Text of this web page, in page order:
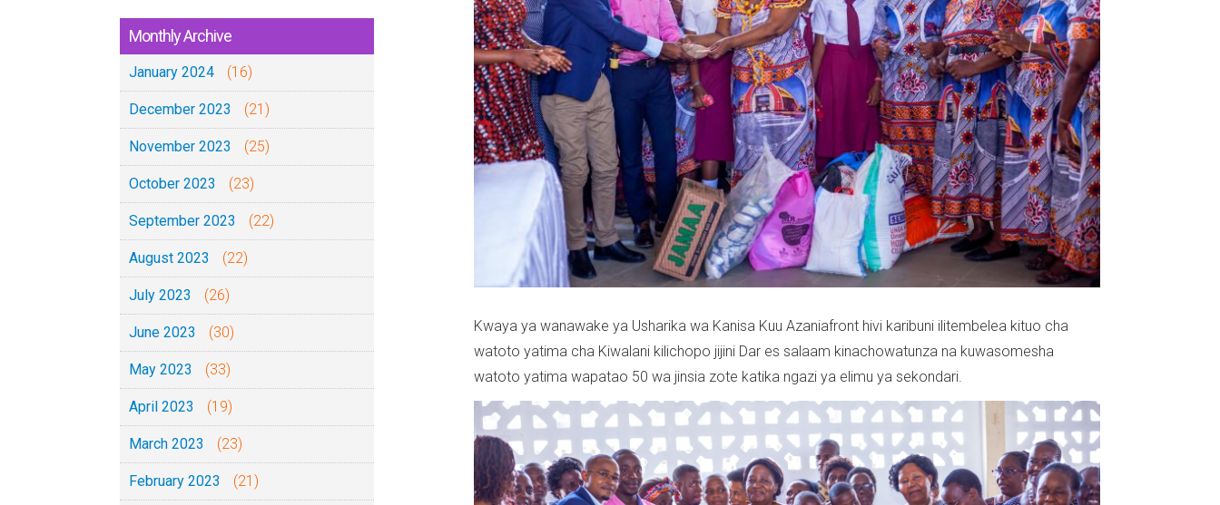
Monthly Archive
January 2024 (16)
December 2023 (21)
November 2023 (25)
October 2023 (23)
September 2023 (22)
August 2023 (22)
July 2023 (26)
June 2023 (30)
May 2023 (33)
April 2023 (19)
March 2023 (23)
February 2023 (21)
Kwaya ya wanawake ya Usharika wa Kanisa Kuu Azaniafront hivi karibuni ilitembelea kituo cha
watoto yatima cha Kiwalani kilichopo jijini Dar es salaam kinachowatunza na kuwasomesha
watoto yatima wapatao 50 wa jinsia zote katika ngazi ya elimu ya sekondari.